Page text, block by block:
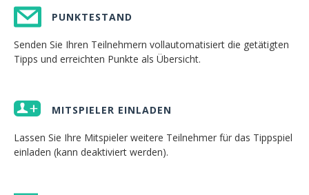
PUNKTESTAND
Senden Sie Ihren Teilnehmern vollautomatisiert die getätigten
Tipps und erreichten Punkte als Übersicht.
MITSPIELER EINLADEN
Lassen Sie Ihre Mitspieler weitere Teilnehmer für das Tippspiel
einladen (kann deaktiviert werden).